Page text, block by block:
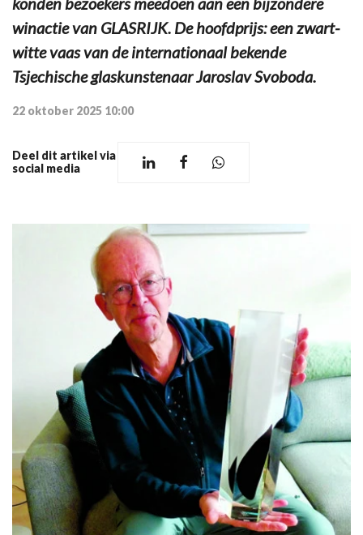
winactie van GLASRIJK. De hoofdprijs: een zwart-
witte vaas van de internationaal bekende
Tsjechische glaskunstenaar Jaroslav Svoboda.
22 oktober 2025 10:00
Deel dit artikel via
social media